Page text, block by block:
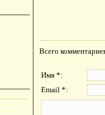
Всего
Имя *:
Email *: